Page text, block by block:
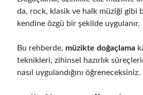
Evde Sessiz Gitar Çalışma Teknikleri Ve İpuçları
Gitar Öğrenme Stratejileri En Hızlı İlerleme
Gitar Parmak Hızı Nasıl Artırılır Teknikler Ve
Evde Müzik Öğrenmek İçin Günlük Çalışma
Fan Kitlesi Oluşturma: Yeni Sanatçılar İçin
da, rock, klasik ve halk müziği gibi
kendine özgü bir şekilde uygulanır.
Bu rehberde, müzikte doğaçlama
teknikleri, zihinsel hazırlık
nasıl uygulandığını öğreneceksiniz.